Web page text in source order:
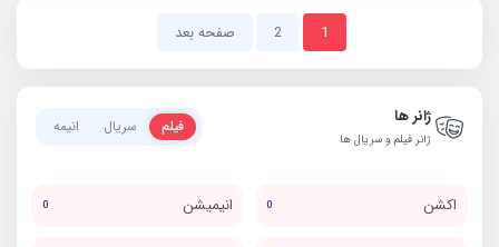
1
2 صفحه بعد
ژانر ها
ژانر فیلم و سریال ها
فیلم سریال انیمه
اکشن 0 انیمیشن 0